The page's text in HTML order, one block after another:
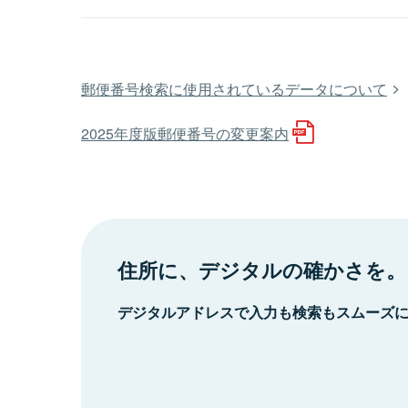
郵便番号検索に使用されているデータについて
2025年度版郵便番号の変更案内
住所に、デジタルの確かさを。
デジタルアドレスで入力も検索もスムーズ